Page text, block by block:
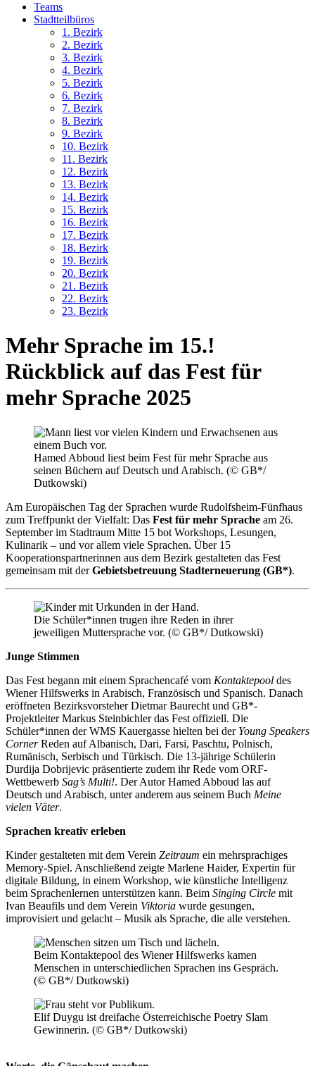
Teams
Stadtteilbüros
1. Bezirk
2. Bezirk
3. Bezirk
4. Bezirk
5. Bezirk
6. Bezirk
7. Bezirk
8. Bezirk
9. Bezirk
10. Bezirk
11. Bezirk
12. Bezirk
13. Bezirk
14. Bezirk
15. Bezirk
16. Bezirk
17. Bezirk
18. Bezirk
19. Bezirk
20. Bezirk
21. Bezirk
22. Bezirk
23. Bezirk
Mehr Sprache im 15.!
Rückblick auf das Fest für
mehr Sprache 2025
Hamed Abboud liest beim Fest für mehr Sprache aus
seinen Büchern auf Deutsch und Arabisch. (© GB*/
Dutkowski)
Am Europäischen Tag der Sprachen wurde Rudolfsheim-Fünfhaus
zum Treffpunkt der Vielfalt: Das Fest für mehr Sprache am 26.
September im Stadtraum Mitte 15 bot Workshops, Lesungen,
Kulinarik – und vor allem viele Sprachen. Über 15
Kooperationspartnerinnen aus dem Bezirk gestalteten das Fest
gemeinsam mit derGebietsbetreuung Stadterneuerung (GB*).
Die Schüler*innen trugen ihre Reden in ihrer
jeweiligen Muttersprache vor. (© GB*/ Dutkowski)
Junge Stimmen
Das Fest begann mit einem Sprachencafé vom Kontaktepool des
Wiener Hilfswerks in Arabisch, Französisch und Spanisch. Danach
eröffneten Bezirksvorsteher Dietmar Baurecht und GB*-
Projektleiter Markus Steinbichler das Fest offiziell. Die
Schüler*innen der WMS Kauergasse hielten bei der Young Speakers
CornerReden auf Albanisch, Dari, Farsi, Paschtu, Polnisch,
Rumänisch, Serbisch und Türkisch. Die 13-jährige Schülerin
Durdija Dobrijevic präsentierte zudem ihr Rede vom ORF-
Wettbewerb Sag’s Multi!. Der Autor Hamed Abboud las auf
Deutsch und Arabisch, unter anderem aus seinem Buch Meine
vielen Väter.
Sprachen kreativ erleben
Kinder gestalteten mit dem Verein Zeitraum ein mehrsprachiges
Memory-Spiel. Anschließend zeigte Marlene Haider, Expertin für
digitale Bildung, in einem Workshop, wie künstliche Intelligenz
beim Sprachenlernen unterstützen kann. Beim Singing Circle mit
Ivan Beaufils und dem Verein Viktoria wurde gesungen,
improvisiert und gelacht – Musik als Sprache, die alle verstehen.
Beim Kontaktepool des Wiener Hilfswerks kamen
Menschen in unterschiedlichen Sprachen ins Gespräch.
(© GB*/ Dutkowski)
Elif Duygu ist dreifache Österreichische Poetry Slam
Gewinnerin. (© GB*/ Dutkowski)